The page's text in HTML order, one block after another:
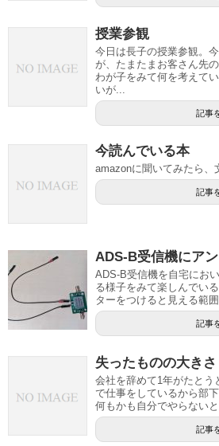
授業参観
今日は長子の授業参観。
が、たまたまお客さん先
わが子をみて何を考えて
いが...
記事
今読んでいる本
amazonに聞いてみたら、
記事
ADS-B受信機にア
ADS-B受信機を自宅にお
る様子をみて楽しんでい
ターをつけると見える範
記事
失ったものの大きさ
会社を辞めて1年がたとう
で仕事をしているから部
何もかも自分でやらない
記事